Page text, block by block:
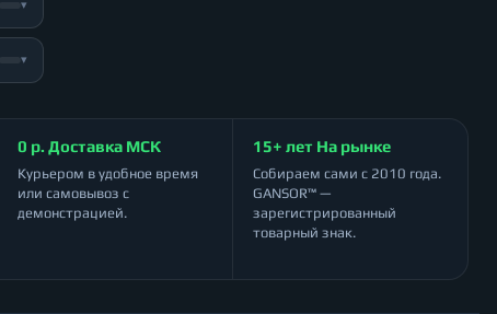
▾
▾
0 р. Доставка МСК
Курьером в удобное время
или самовывоз с
демонстрацией.
15+ лет На рынке
Собираем сами с 2010 года.
GANSOR™ —
зарегистрированный
товарный знак.